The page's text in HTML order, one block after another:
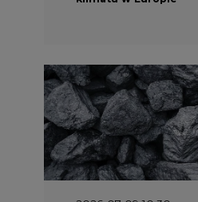
2026-07-09 10:30
Opublikowano bilans
kopalin w Polsce
grudnia 2025 r.